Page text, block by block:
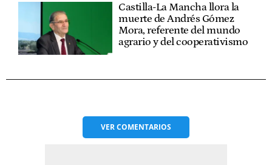
Castilla-La Mancha llora la
muerte de Andrés Gómez
Mora, referente del mundo
agrario y del cooperativismo
VERCOMENTARIOS